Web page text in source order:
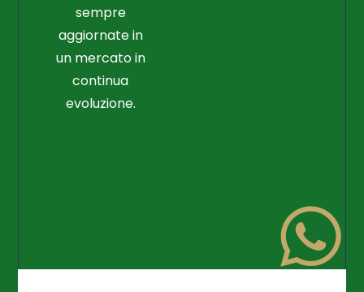
sempre
aggiornate in
un mercato in
continua
evoluzione.